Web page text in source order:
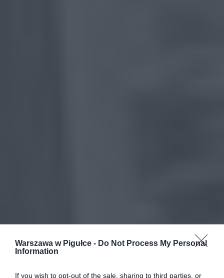
Warszawa w Pigułce - Do Not Process My Personal
Information
If you wish to opt-out of the sale, sharing to third parties, or